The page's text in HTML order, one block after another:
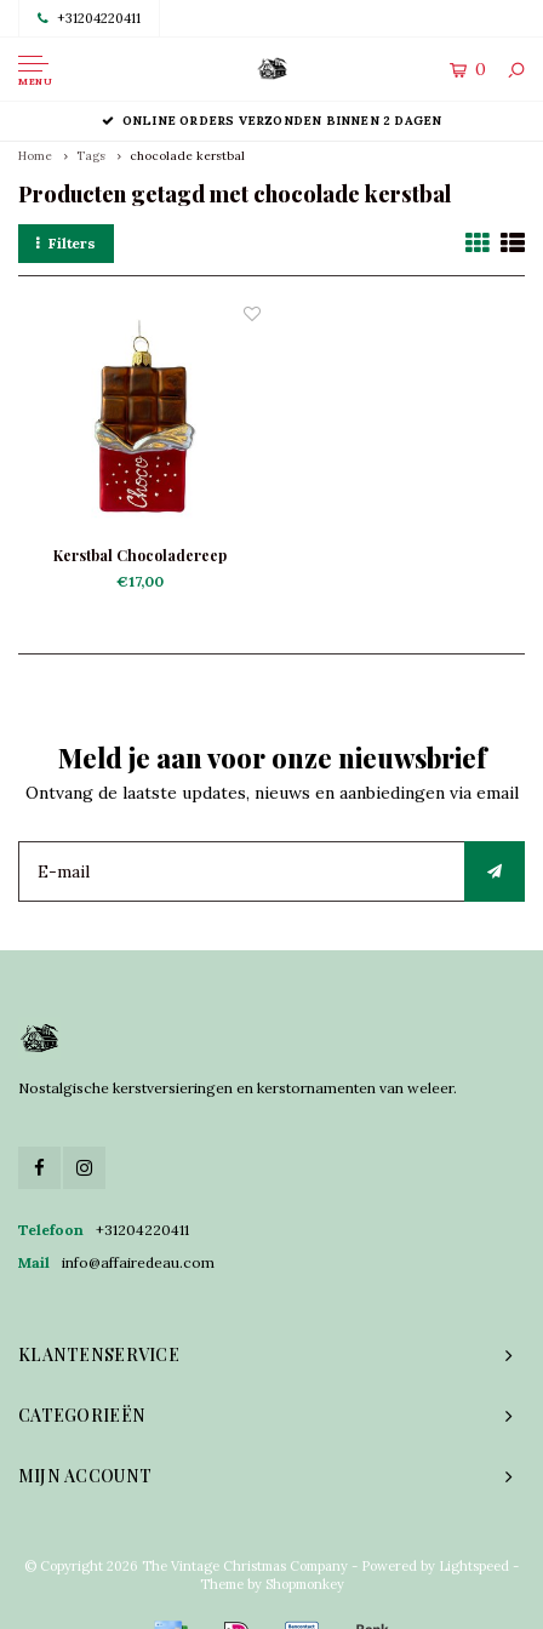
+31204220411
MENU
0
ONLINE ORDERS VERZONDEN BINNEN 2 DAGEN
Home Tags chocolade kerstbal
Producten getagd met chocolade kerstbal
Filters
Kerstbal Chocoladereep
€17,00
Meld je aan voor onze nieuwsbrief
Ontvang de laatste updates, nieuws en aanbiedingen via email
Nostalgische kerstversieringen en kerstornamenten van weleer.
Telefoon
+31204220411
Mail
info@affairedeau.com
KLANTENSERVICE
CATEGORIEËN
MIJN ACCOUNT
© Copyright 2026 The Vintage Christmas Company - Powered by Lightspeed -
Theme by Shopmonkey